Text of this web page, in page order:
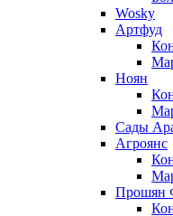
Wosky
Артфуд
Ноян
Сады
Агроянс
Прошян